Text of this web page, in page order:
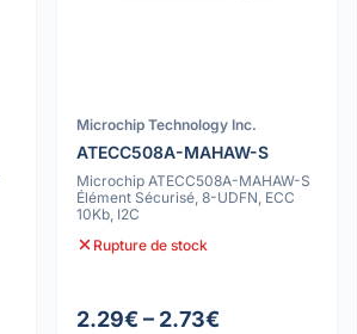
Microchip Technology Inc.
ATECC508A-MAHAW-S
Microchip ATECC508A-MAHAW-S
Élément Sécurisé, 8-UDFN, ECC
10Kb, I2C
Rupture de stock
2.29€ – 2.73€